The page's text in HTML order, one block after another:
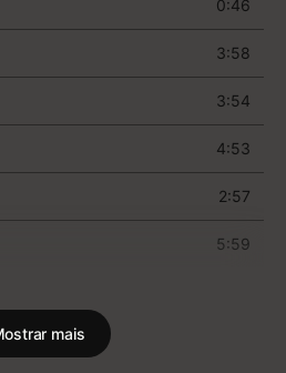
quarto álbum,
sua forma
de 2004, então deve
Usher Raymond em sua
um galã teen sob a tutela